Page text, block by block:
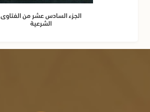
الجزء السادس عشر من الفتاوى
الشرعية